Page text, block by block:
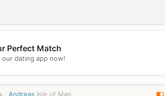
💖
Perfect Match
our dating app now!
Andreas Isle of Man